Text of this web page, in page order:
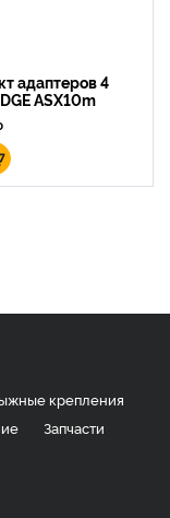
адаптеров 4
ASX10m
крепления
Запчасти